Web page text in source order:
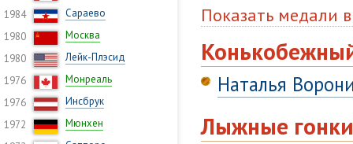
1984
Сараево
1980
Москва
1980
Лейк-Плэсид
1976
Монреаль
1976
Инсбрук
1972
Мюнхен
Показать медали
Наталья
Лыжные гонки